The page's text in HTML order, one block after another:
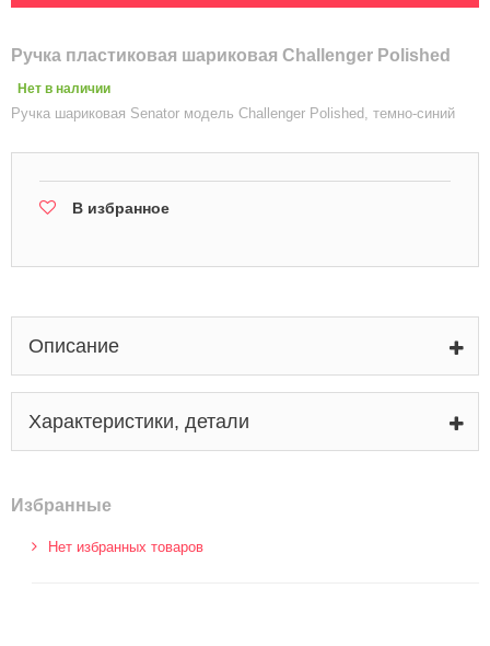
Ручка пластиковая шариковая Challenger Polished
Нет в наличии
Ручка шариковая Senator модель Challenger Polished, темно-синий
В избранное
Описание
Характеристики, детали
Избранные
Нет избранных товаров